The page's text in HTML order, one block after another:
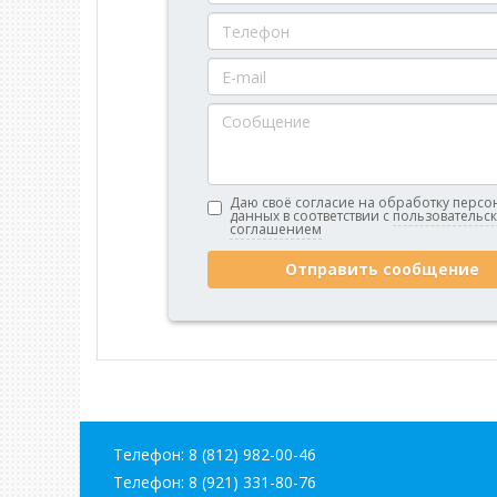
Даю своё согласие на обработку
данных в соответствии с
соглашением
Отправить сообщение
Телефон: 8 (812) 982-00-46
Телефон: 8 (921) 331-80-76